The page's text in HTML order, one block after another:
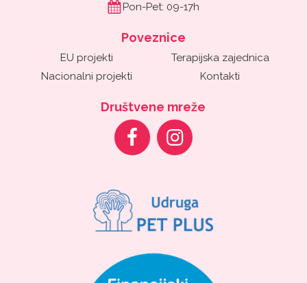
Pon-Pet: 09-17h
Poveznice
EU projekti
Nacionalni projekti
Terapijska zajednica
Kontakti
Društvene mreže